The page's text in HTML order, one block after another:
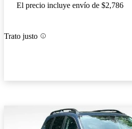
El precio incluye envío de $2,786
Trato justo